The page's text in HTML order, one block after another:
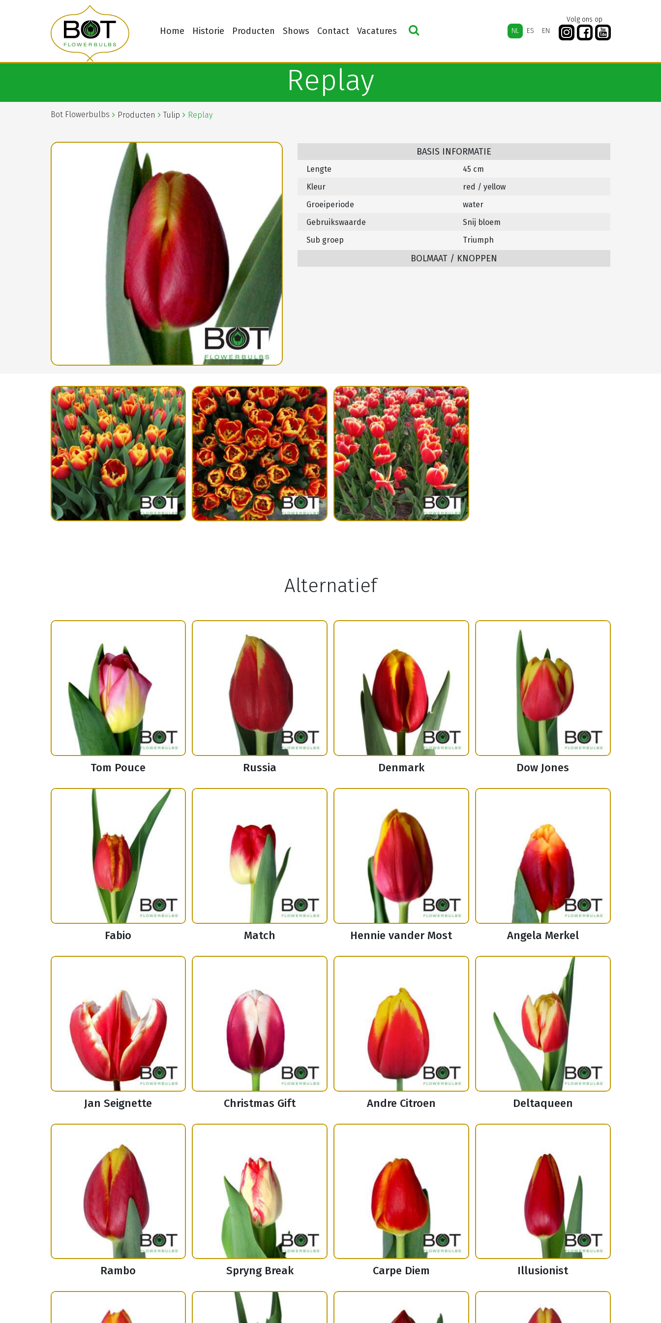
Home Historie Producten Shows Contact Vacatures NL ES EN
Volg ons op
Replay
Bot Flowerbulbs Producten Tulip Replay
BASIS INFORMATIE
Lengte
45 cm
Kleur
red / yellow
Groeiperiode
water
Gebruikswaarde
Snij bloem
Sub groep
Triumph
BOLMAAT / KNOPPEN
Alternatief
Tom Pouce Russia Denmark Dow Jones
Fabio Match Hennie vander Most Angela Merkel
Jan Seignette Christmas Gift Andre Citroen Deltaqueen
Rambo Spryng Break Carpe Diem Illusionist